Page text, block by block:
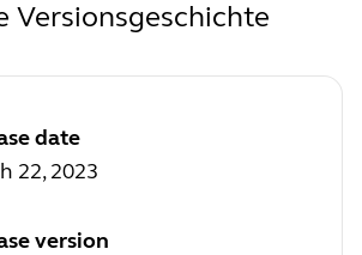
Versionsgeschichte
date
22, 2023
version